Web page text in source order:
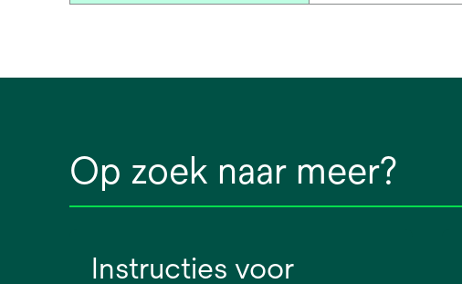
Op zoek naar meer?
Instructies voor